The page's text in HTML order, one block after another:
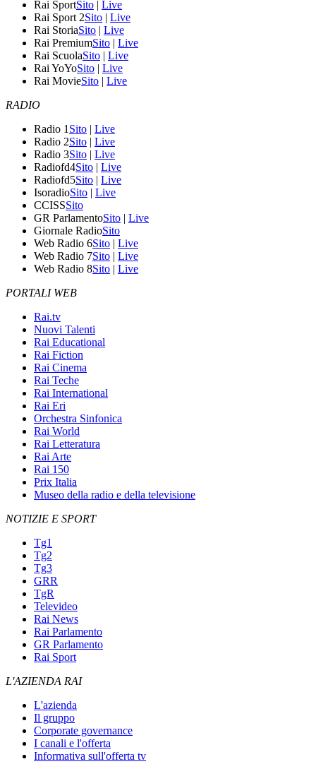
Rai SportSito | Live
Rai Sport 2Sito | Live
Rai StoriaSito | Live
Rai PremiumSito | Live
Rai ScuolaSito | Live
Rai YoYoSito | Live
Rai MovieSito | Live
RADIO
Radio 1 Sito | Live
Radio 2Sito | Live
Radio 3Sito | Live
Radiofd4Sito | Live
Radiofd5Sito | Live
IsoradioSito | Live
CCISSSito
GR ParlamentoSito | Live
Giornale RadioSito
Web Radio 6Sito | Live
Web Radio 7Sito | Live
Web Radio 8Sito | Live
PORTALI WEB
Rai.tv
Nuovi Talenti
Rai Educational
Rai Fiction
Rai Cinema
Rai Teche
Rai International
Rai Eri
Orchestra Sinfonica
Rai World
Rai Letteratura
Rai Arte
Rai 150
Prix Italia
Museo della radio e della televisione
NOTIZIE E SPORT
Tg1
Tg2
Tg3
GRR
TgR
Televideo
Rai News
Rai Parlamento
GR Parlamento
Rai Sport
L'AZIENDA RAI
L'azienda
Il gruppo
Corporate governance
I canali e l'offerta
Informativa sull'offerta tv